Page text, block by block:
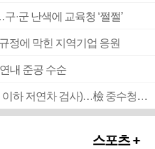
·군 난색에 교육청 ‘쩔쩔’
정에 막힌 지역기업 응원
내 준공 수순
■ 검사 신분 버리고 직급하향(10년 이하 저연차 검사)…檢 중수청행 기피
스포츠 +